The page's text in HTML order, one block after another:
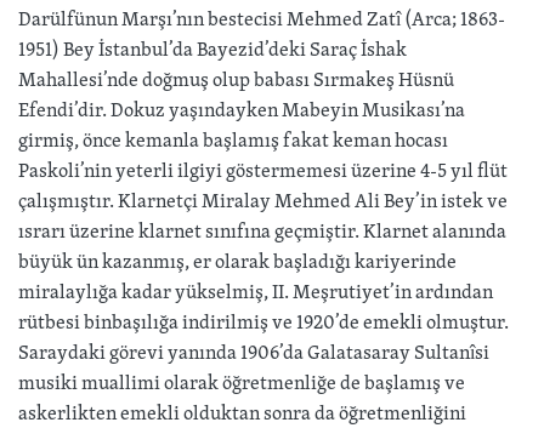
Darülfünun Marşı’nın bestecisi Mehmed Zatî (Arca; 1863-
1951) Bey İstanbul’da Bayezid’deki Saraç İshak
Mahallesi’nde doğmuş olup babası Sırmakeş Hüsnü
Efendi’dir. Dokuz yaşındayken Mabeyin Musikası’na
girmiş, önce kemanla başlamış fakat keman hocası
Paskoli’nin yeterli ilgiyi göstermemesi üzerine 4-5 yıl flüt
çalışmıştır. Klarnetçi Miralay Mehmed Ali Bey’in istek ve
ısrarı üzerine klarnet sınıfına geçmiştir. Klarnet alanında
büyük ün kazanmış, er olarak başladığı kariyerinde
miralaylığa kadar yükselmiş, II. Meşrutiyet’in ardından
rütbesi binbaşılığa indirilmiş ve 1920’de emekli olmuştur.
Saraydaki görevi yanında 1906’da Galatasaray Sultanîsi
musiki muallimi olarak öğretmenliğe de başlamış ve
askerlikten emekli olduktan sonra da öğretmenliğini